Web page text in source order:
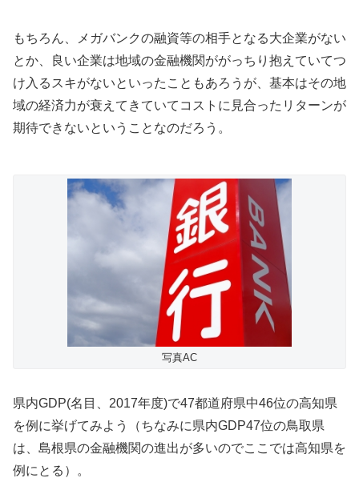
もちろん、メガバンクの融資等の相手となる大企業がない
とか、良い企業は地域の金融機関ががっちり抱えていてつ
け入るスキがないといったこともあろうが、基本はその地
域の経済力が衰えてきていてコストに見合ったリターンが
期待できないということなのだろう。
写真AC
県内GDP(名目、2017年度)で47都道府県中46位の高知県
を例に挙げてみよう（ちなみに県内GDP47位の鳥取県
は、島根県の金融機関の進出が多いのでここでは高知県を
例にとる）。